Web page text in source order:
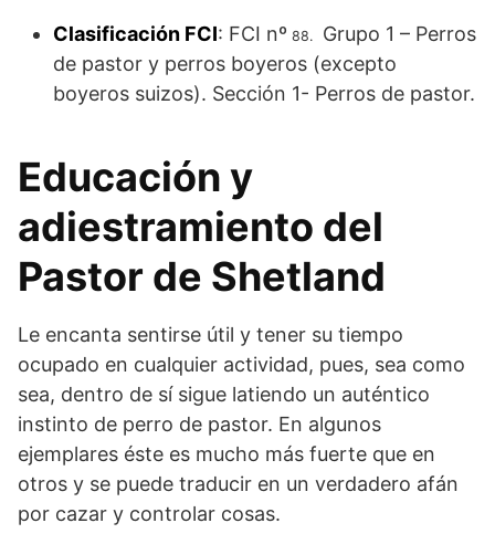
Clasificación FCI: FCI nº 88.
Grupo 1 – Perros
de pastor y perros boyeros (excepto
boyeros suizos). Sección 1- Perros de pastor.
Educación y
adiestramiento del
Pastor de Shetland
Le encanta sentirse útil y tener su tiempo
ocupado en cualquier actividad, pues, sea como
sea, dentro de sí sigue latiendo un auténtico
instinto de perro de pastor. En algunos
ejemplares éste es mucho más fuerte que en
otros y se puede traducir en un verdadero afán
por cazar y controlar cosas.